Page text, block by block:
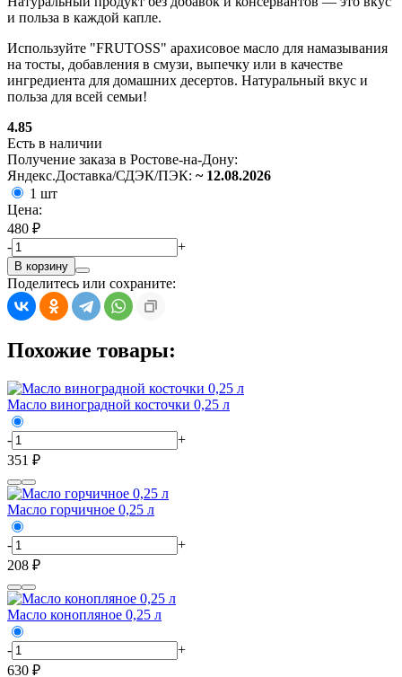
и польза в каждой капле.
Используйте "FRUTOSS" арахисовое масло для намазывания
на тосты, добавления в смузи, выпечку или в качестве
ингредиента для домашних десертов. Натуральный вкус и
польза для всей семьи!
4.85
Есть в наличии
Получение заказа в Ростове-на-Дону:
Яндекс.Доставка/СДЭК/ПЭК: ~ 12.08.2026
1 шт
Цена:
480 ₽
-
+
В корзину
Поделитесь или сохраните:
Похожие товары:
Масло виноградной косточки 0,25 л
-
+
351 ₽
Масло горчичное 0,25 л
-
+
208 ₽
Масло конопляное 0,25 л
-
+
630 ₽